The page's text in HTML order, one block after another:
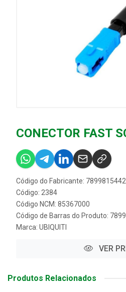
CONECTOR FAST
Código do Fabricante:
Código: 2384
Código NCM: 85367000
Código de Barras do Produto:
Marca: UBIQUITI
VER
Produtos Relacionados